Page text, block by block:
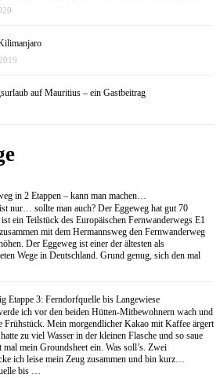
auf Mauritius – ein Gastbeitrag
in 2 Etappen – kann man machen…
nur… sollte man auch? Der Eggeweg hat gut 70
ein Teilstück des Europäischen Fernwanderwegs E1
mit dem Hermannsweg den Fernwanderweg
Der Eggeweg ist einer der ältesten als
Wege in Deutschland. Grund genug, sich den mal
Etappe 3: Ferndorfquelle bis Langewiese
ich vor den beiden Hütten-Mitbewohnern wach und
Frühstück. Mein morgendlicher Kakao mit Kaffee ärgert
zu viel Wasser in der kleinen Flasche und so saue
mal mein Groundsheet ein. Was soll’s. Zwei
ich leise mein Zeug zusammen und bin kurz…
bis …